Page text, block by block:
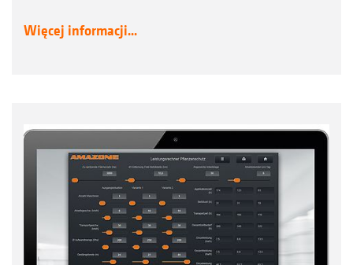
Więcej informacji...